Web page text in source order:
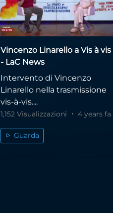
Vincenzo Linarello a Vis à vis
- LaC News
Intervento di Vincenzo
Linarello nella trasmissione
vis-à-vis....
1,152 Visualizzazioni 4 years fa
Guarda